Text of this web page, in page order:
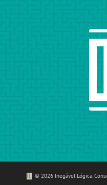
©2026 Inegável Lógica.